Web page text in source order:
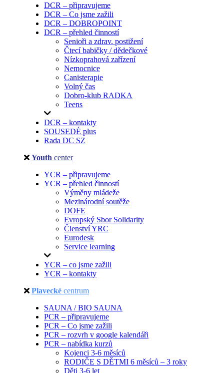
DCR – připravujeme
DCR – Co jsme zažili
DCR – DOBROPOINT
DCR – přehled činností
Senioři a zdrav. postižení
Čtecí babičky / dědečkové
Nízkoprahová zařízení
Nemocnice
Canisterapie
Volný čas
Dobro-klub RADKA
Teens
DCR – kontakty
SOUSEDÉ plus
Rada DC SZ
Youth center
YCR – připravujeme
YCR – přehled činností
Výměny mládeže
Mezinárodní soutěže
DOFE
Evropský Sbor Solidarity
Členství YRC
Eurodesk
Service learning
YCR – co jsme zažili
YCR – kontakty
Plavecké centrum
SAUNA / BIO SAUNA
PCR – připravujeme
PCR – Co jsme zažili
PCR – rozvrh v google kalendáři
PCR – nabídka kurzů
Kojenci 3-6 měsíců
RODIČE S DĚTMI 6 měsíců – 3 roky
Děti 3-6 let